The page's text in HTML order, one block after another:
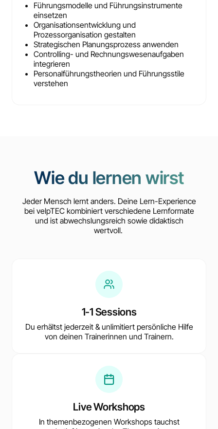
Führungsmodelle und Führungsinstrumente
einsetzen
Organisationsentwicklung und
Prozessorganisation gestalten
Strategischen Planungsprozess anwenden
Controlling- und Rechnungswesenaufgaben
integrieren
Personalführungstheorien und Führungsstile
verstehen
Wie du lernen wirst
Jeder Mensch lernt anders. Deine Lern-Experience
bei velpTEC kombiniert verschiedene Lernformate
und ist abwechslungsreich sowie didaktisch
wertvoll.
1-1 Sessions
Du erhältst jederzeit & unlimitiert persönliche Hilfe
von deinen Trainerinnen und Trainern.
Live Workshops
In themenbezogenen Workshops tauchst